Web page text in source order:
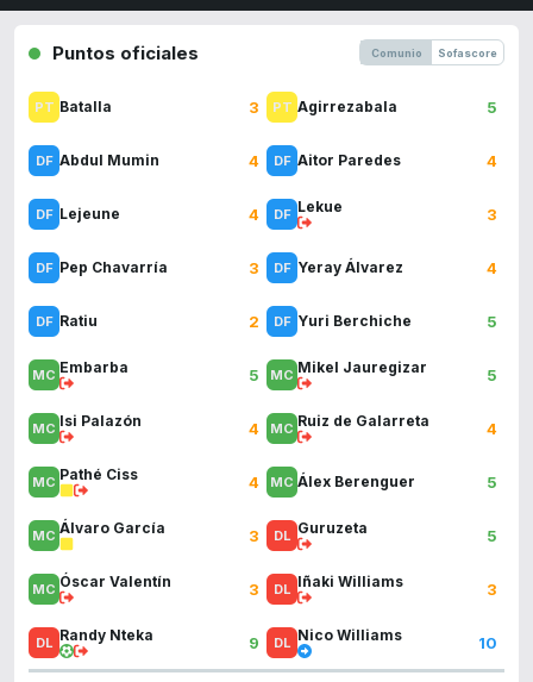
Puntos oficiales Comunio Sofascore
Batalla 3
Abdul Mumin 4
Lejeune 4
Pep Chavarría 3
Ratiu 2
Embarba 5
Isi Palazón 4
Pathé Ciss 4
Álvaro García 3
Óscar Valentín 3
Randy Nteka 9
Agirrezabala 5
Aitor Paredes 4
Lekue 3
Yeray Álvarez 4
Yuri Berchiche 5
Mikel Jauregizar 5
Ruiz de Galarreta 4
Álex Berenguer 5
Guruzeta 5
Iñaki Williams 3
Nico Williams 10